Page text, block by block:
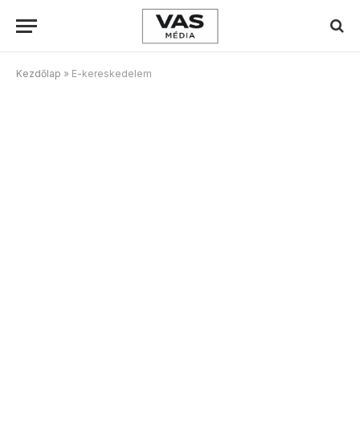
Kezdőlap » E-kereskedelem